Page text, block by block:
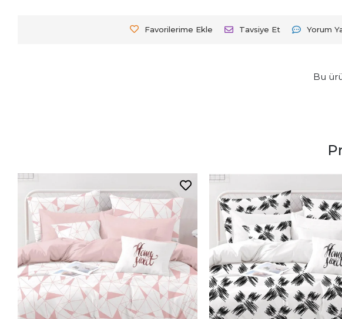
Favorilerime Ekle Tavsiye Et Yorum
Bu